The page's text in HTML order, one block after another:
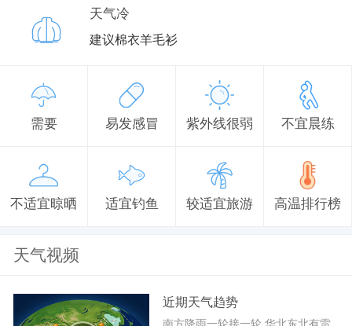
天气冷
建议棉衣羊毛衫
需要 易发感冒 紫外线很弱 不宜晨练
不适宜晾晒 适宜钓鱼 较适宜旅游 高温排行榜
天气视频
近期天气趋势
南方降雨一轮接一轮 华北东北有雷